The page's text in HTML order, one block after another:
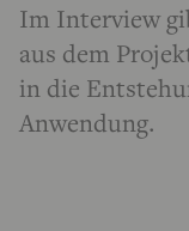
Im Interview
aus dem
in die
Anwendung.